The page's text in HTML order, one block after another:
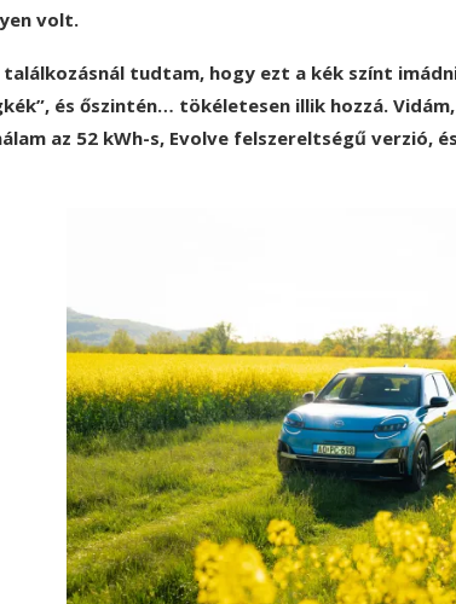
volt.
találkozásnál tudtam, hogy ezt a kék színt
és őszintén… tökéletesen illik hozzá.
az 52 kWh-s, Evolve felszereltségű verzió,